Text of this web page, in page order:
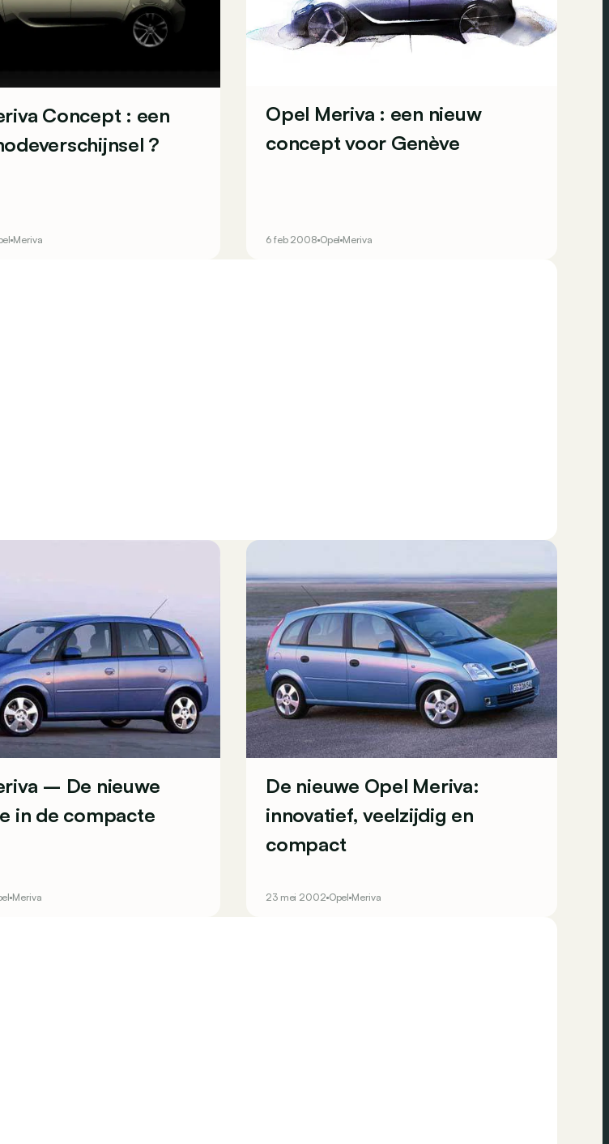
Concept : een
?
Meriva
Opel Meriva : een nieuw
concept voor Genève
6 feb 2008 Opel Meriva
– De nieuwe
in de compacte
Meriva
De nieuwe Opel Meriva:
innovatief, veelzijdig en
compact
23 mei 2002 Opel Meriva